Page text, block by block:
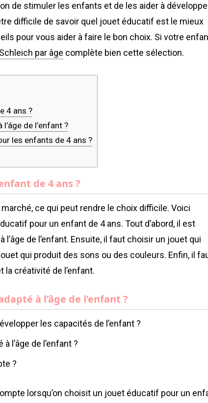
t
e
b
o
o
l
e
+
e
r
e
t
de stimuler les enfants et de les aider à
difficile de savoir quel jouet éducatif est le mieux
pour vous aider à faire le bon choix. Si votre
par âge complète bien cette sélection.
4 ans ?
de l’enfant ?
les enfants de 4 ans ?
de 4 ans ?
ce qui peut rendre le choix difficile. Voici
pour un enfant de 4 ans. Tout d’abord, il est
de l’enfant. Ensuite, il faut choisir un jouet qui
qui produit des sons ou des couleurs. Enfin, il
la créativité de l’enfant.
à l’âge de l’enfant ?
les capacités de l’enfant ?
l’âge de l’enfant ?
?
lorsqu’on choisit un jouet éducatif pour un